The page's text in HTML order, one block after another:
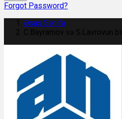
Forgot Password?
Əsas Səhifə
C.Bayramov və S.Lavrovun